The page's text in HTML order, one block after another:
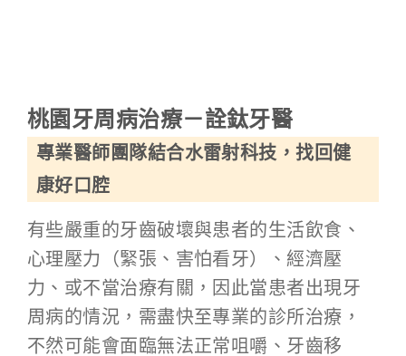
桃園牙周病治療－詮鈦牙醫
專業醫師團隊結合水雷射科技，找回健
康好口腔
有些嚴重的牙齒破壞與患者的生活飲食、
心理壓力（緊張、害怕看牙）、經濟壓
力、或不當治療有關，因此當患者出現牙
周病的情況，需盡快至專業的診所治療，
不然可能會面臨無法正常咀嚼、牙齒移